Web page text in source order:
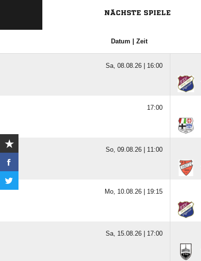
NÄCHSTE SPIELE
Datum | Zeit
Sa, 08.08.26 | 16:00
17:00
So, 09.08.26 | 11:00
Mo, 10.08.26 | 19:15
Sa, 15.08.26 | 17:00